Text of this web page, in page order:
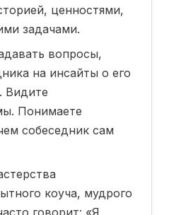
ценностями,
задачами.
вопросы,
на инсайты о его
Видите
Понимаете
собеседник сам
коуча, мудрого
говорит: «Я